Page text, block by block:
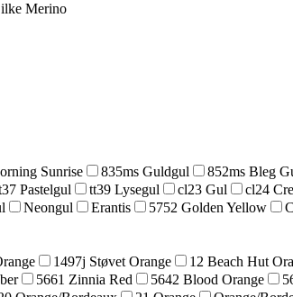
Merino
Sunrise 835ms Guldgul 852ms Bleg
Pastelgul tt39 Lysegul cl23 Gul cl24
Neongul Erantis 5752 Golden Yellow
1497j Støvet Orange 12 Beach Hut
5661 Zinnia Red 5642 Blood Orange